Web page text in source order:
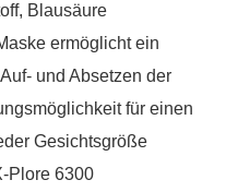
Blausäure
ermöglicht ein
und Absetzen der
für einen
Gesichtsgröße
Plore 6300